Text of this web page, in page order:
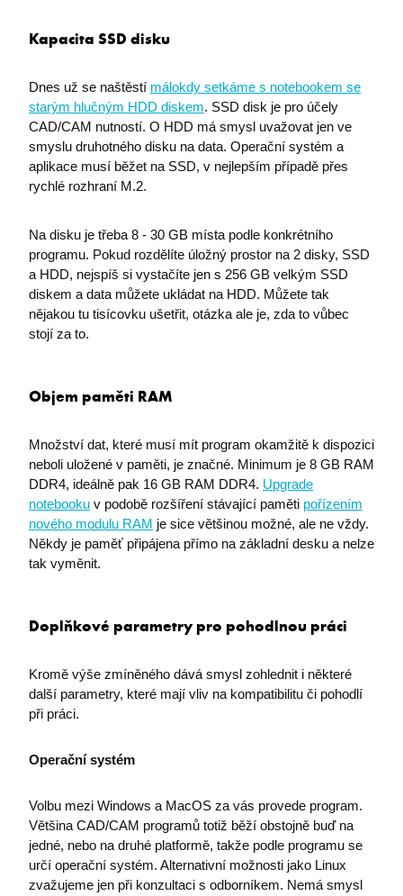
Kapacita SSD disku
Dnes už se naštěstí málokdy setkáme s notebookem se
starým hlučným HDD diskem. SSD disk je pro účely
CAD/CAM nutností. O HDD má smysl uvažovat jen ve
smyslu druhotného disku na data. Operační systém a
aplikace musí běžet na SSD, v nejlepším případě přes
rychlé rozhraní M.2.
Na disku je třeba 8 - 30 GB místa podle konkrétního
programu. Pokud rozdělíte úložný prostor na 2 disky, SSD
a HDD, nejspíš si vystačíte jen s 256 GB velkým SSD
diskem a data můžete ukládat na HDD. Můžete tak
nějakou tu tisícovku ušetřit, otázka ale je, zda to vůbec
stojí za to.
Objem paměti RAM
Množství dat, které musí mít program okamžitě k dispozici
neboli uložené v paměti, je značné. Minimum je 8 GB RAM
DDR4, ideálně pak 16 GB RAM DDR4. Upgrade
notebooku v podobě rozšíření stávající paměti pořízením
nového modulu RAM je sice většinou možné, ale ne vždy.
Někdy je paměť připájena přímo na základní desku a nelze
tak vyměnit.
Doplňkové parametry pro pohodlnou práci
​Kromě výše zmíněného dává smysl zohlednit i některé
další parametry, které mají vliv na kompatibilitu či pohodlí
při práci.
Operační systém
Volbu mezi Windows a MacOS za vás provede program.
Většina CAD/CAM programů totiž běží obstojně buď na
jedné, nebo na druhé platformě, takže podle programu se
určí operační systém. Alternativní možnosti jako Linux
zvažujeme jen při konzultaci s odborníkem. Nemá smysl